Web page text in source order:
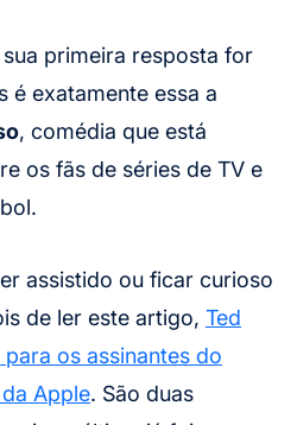
primeira resposta for
é exatamente essa a
, comédia que está
os fãs de séries de TV e
assistido ou ficar curioso
de ler este artigo, Ted
os assinantes do
Apple. São duas